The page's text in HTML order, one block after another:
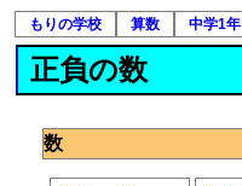
もりの学校 算数 中学1年
正負の数
数